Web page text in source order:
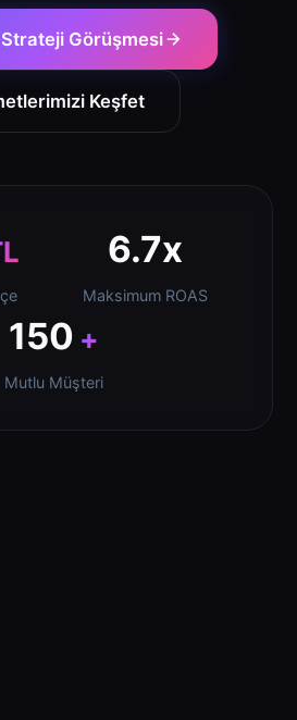
Görüşmesi
Keşfet
6.7x
Maksimum ROAS
150 +
Mutlu Müşteri